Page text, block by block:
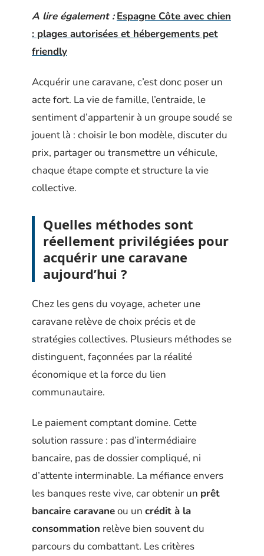
A lire également : Espagne Côte avec chien
: plages autorisées et hébergements pet
friendly
Acquérir une caravane, c’est donc poser un
acte fort. La vie de famille, l’entraide, le
sentiment d’appartenir à un groupe soudé se
jouent là : choisir le bon modèle, discuter du
prix, partager ou transmettre un véhicule,
chaque étape compte et structure la vie
collective.
Quelles méthodes sont
réellement privilégiées pour
acquérir une caravane
aujourd’hui ?
Chez les gens du voyage, acheter une
caravane relève de choix précis et de
stratégies collectives. Plusieurs méthodes se
distinguent, façonnées par la réalité
économique et la force du lien
communautaire.
Le paiement comptant domine. Cette
solution rassure : pas d’intermédiaire
bancaire, pas de dossier compliqué, ni
d’attente interminable. La méfiance envers
les banques reste vive, car obtenir un prêt
bancaire caravaneou un crédit à la
consommation relève bien souvent du
parcours du combattant. Les critères